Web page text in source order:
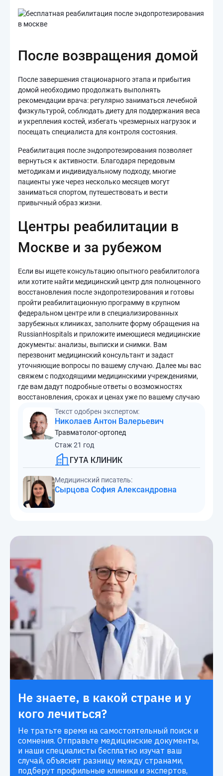
После возвращения домой
После завершения стационарного этапа и прибытия
домой необходимо продолжать выполнять
рекомендации врача: регулярно заниматься лечебной
физкультурой, соблюдать диету для поддержания веса
и укрепления костей, избегать чрезмерных нагрузок и
посещать специалиста для контроля состояния.
Реабилитация после эндопротезирования позволяет
вернуться к активности. Благодаря передовым
методикам и индивидуальному подходу, многие
пациенты уже через несколько месяцев могут
заниматься спортом, путешествовать и вести
привычный образ жизни.
Центры реабилитации в
Москве и за рубежом
Если вы ищете консультацию опытного реабилитолога
или хотите найти медицинский центр для полноценного
восстановления после эндопротезирования и готовы
пройти реабилитационную программу в крупном
федеральном центре или в специализированных
зарубежных клиниках, заполните форму обращения на
RussianHospitals и приложите имеющиеся медицинские
документы: анализы, выписки и снимки. Вам
перезвонит медицинский консультант и задаст
уточняющие вопросы по вашему случаю. Далее мы вас
свяжем с подходящими медицинскими учреждениями,
где вам дадут подробные ответы о возможностях
восстановления, сроках и ценах уже по вашему случаю
Текст одобрен экспертом:
Николаев Антон Валерьевич
Травматолог-ортопед
Стаж 21 год
ГУТА КЛИНИК
Медицинский писатель:
Сырцова София Александровна
Не знаете, в какой стране и у
кого лечиться?
Не тратьте время на самостоятельный поиск и
сомнения. Отправьте медицинские документы,
и наши специалисты бесплатно изучат ваш
случай, объяснят разницу между странами,
подберут профильные клиники и экспертов,